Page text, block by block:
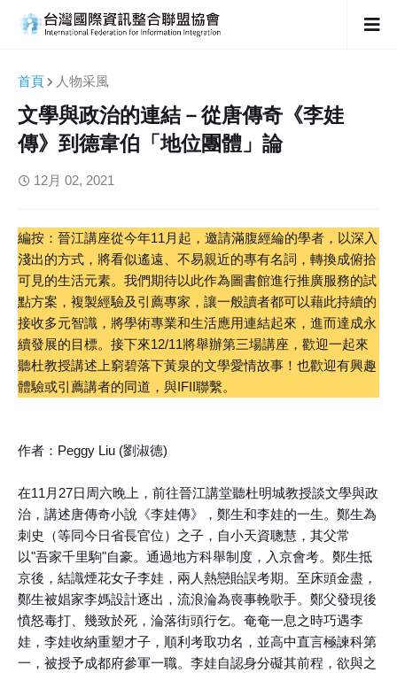
首頁 人物采風
文學與政治的連結－從唐傳奇《李娃
傳》到德韋伯「地位團體」論
12月 02, 2021
編按：晉江講座從今年11月起，邀請滿腹經綸的學者，以深入
淺出的方式，將看似遙遠、不易親近的專有名詞，轉換成俯拾
可見的生活元素。我們期待以此作為圖書館進行推廣服務的試
點方案，複製經驗及引薦專家，讓一般讀者都可以藉此持續的
接收多元智識，將學術專業和生活應用連結起來，進而達成永
續發展的目標。接下來12/11將舉辦第三場講座，歡迎一起來
聽杜教授講述上窮碧落下黃泉的文學愛情故事！也歡迎有興趣
體驗或引薦講者的同道，與IFII聯繫。
作者：Peggy Liu (劉淑德)
在11月27日周六晚上，前往晉江講堂聽杜明城教授談文學與政
治，講述唐傳奇小說《李娃傳》，鄭生和李娃的一生。鄭生為
刺史（等同今日省長官位）之子，自小天資聰慧，其父常
以"吾家千里駒"自豪。通過地方科舉制度，入京會考。鄭生抵
京後，結識煙花女子李娃，兩人熱戀貽誤考期。至床頭金盡，
鄭生被娼家李媽設計逐出，流浪淪為喪事輓歌手。鄭父發現後
憤怒毒打、幾致於死，淪落街頭行乞。奄奄一息之時巧遇李
娃，李娃收納重塑才子，順利考取功名，並高中直言極諫科第
一，被授予成都府參軍一職。李娃自認身分礙其前程，欲與之